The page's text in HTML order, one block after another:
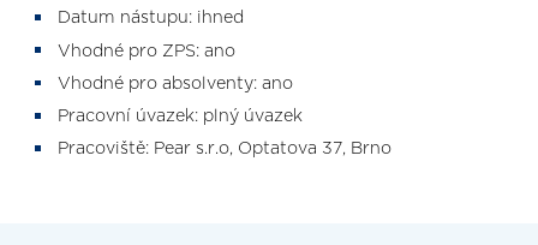
Datum nástupu: ihned
Vhodné pro ZPS: ano
Vhodné pro absolventy: ano
Pracovní úvazek: plný úvazek
Pracoviště: Pear s.r.o, Optatova 37, Brno